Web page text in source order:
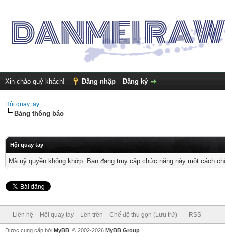
Xin chào quý khách! Đăng nhập Đăng ký
Hội quay tay
Bảng thông báo
Hội quay tay
Mã uỷ quyền không khớp. Bạn đang truy cập chức năng này một cách
Liên hệ Hội quay tay Lên trên Chế độ thu gọn (Lưu trữ) RSS
Được cung cấp bởi MyBB , © 2002-2026 MyBB Group